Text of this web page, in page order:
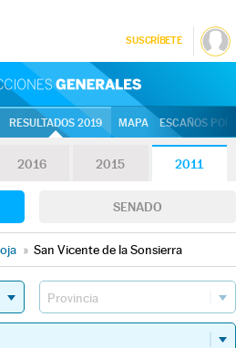
SUSCRÍBETE
RESULTADOS 2019 MAPA ESCAÑOS
2016 2015 2011
SENADO
» San Vicente de la Sonsierra